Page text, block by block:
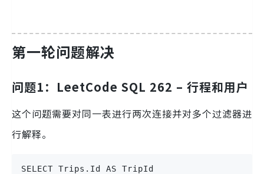
第一轮问题解决
问题1：LeetCode SQL 262 – 行程和用户
这个问题需要对同一表进行两次连接并对多个过滤器进
行解释。
SELECT Trips.Id AS TripId